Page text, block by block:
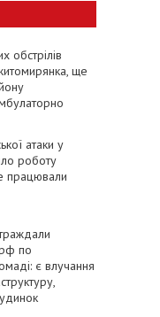
обстрілів
ще
атаки у
роботу
працювали
по
є влучання